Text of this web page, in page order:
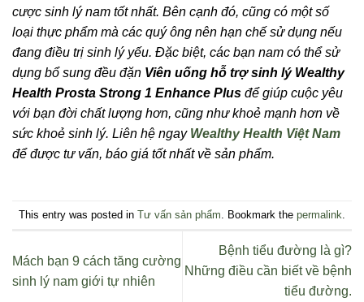
cược sinh lý nam tốt nhất. Bên cạnh đó, cũng có một số
loại thực phẩm mà các quý ông nên hạn chế sử dụng nếu
đang điều trị sinh lý yếu. Đặc biệt, các bạn nam có thể sử
dụng bổ sung đều đặn Viên uống hỗ trợ sinh lý Wealthy
Health Prosta Strong 1 Enhance Plus để giúp cuộc yêu
với bạn đời chất lượng hơn, cũng như khoẻ mạnh hơn về
sức khoẻ sinh lý. Liên hệ ngay Wealthy Health Việt Nam
để được tư vấn, báo giá tốt nhất về sản phẩm.
This entry was posted in Tư vấn sản phẩm . Bookmark the permalink
Mách bạn 9 cách tăng cường
sinh lý nam giới tự nhiên
Bệnh tiểu đường là gì?
Những điều cần biết về bệnh
tiểu đường.